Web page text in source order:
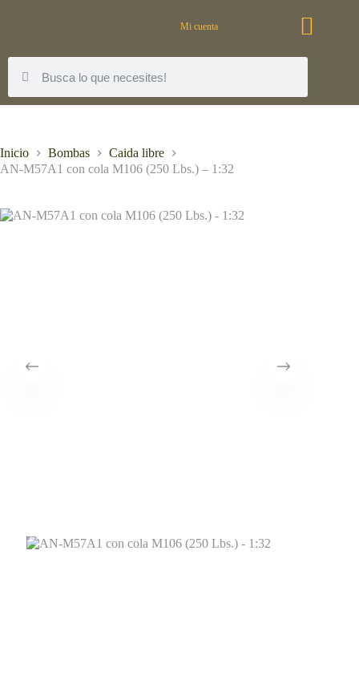
Mi cuenta
Inicio Bombas
Caida libre
AN-M57A1 con cola M106 (250 Lbs.) – 1:32